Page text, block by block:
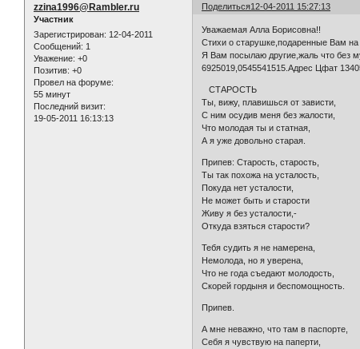
Поделиться12-04-2011 15:27:13
zzina1996@Rambler.ru
Участник
Зарегистрирован: 12-04-2011
Сообщений: 1
Уважение: +0
Позитив: +0
Провел на форуме:
55 минут
Последний визит:
19-05-2011 16:13:13
Уважаемая Алла Борисовна!!
Стихи о старушке,подаренные Вам на
Я Вам посылаю другие,жаль что без
6925019,0545541515.Адрес Цфат
СТАРОСТЬ
Ты, вижу, плавишься от зависти,
С ним осудив меня без жалости,
Что молодая ты и статная,
А я уже довольно старая.
Припев: Старость, старость,
Ты так похожа на усталость,
Покуда нет усталости,
Не может быть и старости
Живу я без усталости,-
Откуда взяться старости?
Тебя судить я не намерена,
Немолода, но я уверена,
Что не года съедают молодость,
Скорей гордыня и беспомощность.
Припев.
А мне неважно, что там в паспорте,
Себя я чувствую на паперти,